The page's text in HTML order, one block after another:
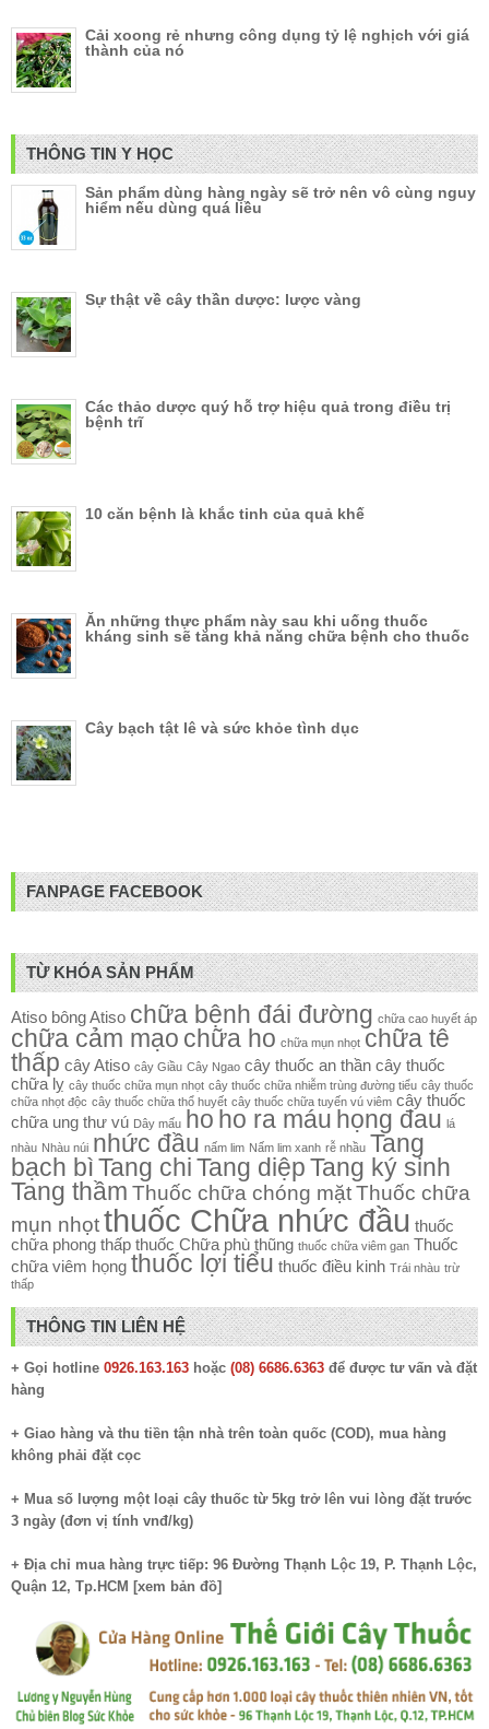
Cải xoong rẻ nhưng công dụng tỷ lệ nghịch với giá
thành của nó
THÔNG TIN Y HỌC
Sản phẩm dùng hàng ngày sẽ trở nên vô cùng nguy
hiểm nếu dùng quá liều
Sự thật về cây thần dược: lược vàng
Các thảo dược quý hỗ trợ hiệu quả trong điều trị
bệnh trĩ
10 căn bệnh là khắc tinh của quả khế
Ăn những thực phẩm này sau khi uống thuốc
kháng sinh sẽ tăng khả năng chữa bệnh cho thuốc
Cây bạch tật lê và sức khỏe tình dục
FANPAGE FACEBOOK
TỪ KHÓA SẢN PHẨM
Atiso bông Atiso chữa bệnh đái đường chữa cao huyết áp
chữa cảm mạo chữa ho chữa mụn nhọt chữa tê
thấp cây Atiso cây Giầu Cây Ngao cây thuốc an thần cây thuốc
chữa lỵ cây thuốc chữa mụn nhọt cây thuốc chữa nhiễm trùng đường tiểu cây thuốc
chữa nhọt độc cây thuốc chữa thổ huyết cây thuốc chữa tuyến vú viêm cây thuốc
chữa ung thư vú Dây mấu ho ho ra máu họng đau lá
nhàu Nhàu núi nhức đầu nấm lim Nấm lim xanh rễ nhầu Tang
bạch bì Tang chi Tang diệp Tang ký sinh
Tang thầm Thuốc chữa chóng mặtThuốc chữa
mụn nhọtthuốc Chữa nhức đầu thuốc
chữa phong thấp thuốc Chữa phù thũng thuốc chữa viêm gan Thuốc
chữa viêm họng thuốc lợi tiểu thuốc điều kinh Trái nhàu trừ
thấp
THÔNG TIN LIÊN HỆ
+ Gọi hotline 0926.163.163 hoặc (08) 6686.6363 để được tư vấn và đặt
hàng
+ Giao hàng và thu tiền tận nhà trên toàn quốc (COD), mua hàng
không phải đặt cọc
+ Mua số lượng một loại cây thuốc từ 5kg trở lên vui lòng đặt trước
3 ngày (đơn vị tính vnđ/kg)
+ Địa chỉ mua hàng trực tiếp: 96 Đường Thạnh Lộc 19, P. Thạnh Lộc,
Quận 12, Tp.HCM [xem bản đồ]